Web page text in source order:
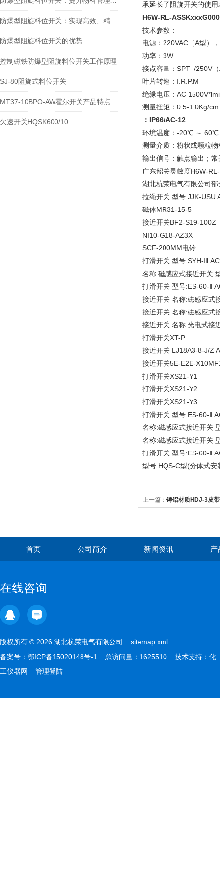
防爆型阻旋料位开关的优势
控制磁铁防爆型阻旋料位开关工作原理
SJ-80阻旋式料位开关
MT37-10BPO-AW霍尔开关产品特点
欠速开关HQSK600/10
承延长了阻旋开关的使
H6W-RL-
技术参数：
电源：220VAC（A型）
功率：3W
接点容量：SPT /250V（
叶片转速：I.R.P.M
绝缘电压：AC
测量扭矩：0.5-1.0Kg/cm
：IP66/AC-12
环境温度：-20℃ ～
测量介质：粉状或颗粒物
输出信号：触点输出；常
广东韶关灵敏度H6W-
湖北杭荣电气有限公司
拉绳开关 型号:JJK-USU
磁体MR31-15-5
接近开关BF2-S19-100Z
NI10-G18-AZ3X
SCF-200MM电铃
打滑开关 型号:SYH-Ⅲ
名称:磁感应式接近开关
打滑开关 型号:ES-60-Ⅱ
接近开关 名称:磁感应式
接近开关 名称:磁感应式
接近开关 名称:光电式接
打滑开关XT-P
接近开关 LJ18A3-8-J/Z
接近开关5E-E2E-
打滑开关XS21-Y1
打滑开关XS21-Y2
打滑开关XS21-Y3
打滑开关 型号:ES-60-Ⅱ
名称:磁感应式接近开关
名称:磁感应式接近开关
打滑开关 型号:ES-60-Ⅱ
型号:HQS-C型(分体式
上一篇： 铸铝材质HDJ-3皮
首页 公司简介 新闻资讯 产
在线咨询
版权所有 © 2026 湖北杭荣电气有限公司 sitemap.xml
备案号： 鄂ICP备15020148号-1 总访问量：1625510 技术支持： 化
工仪器网
管理登陆